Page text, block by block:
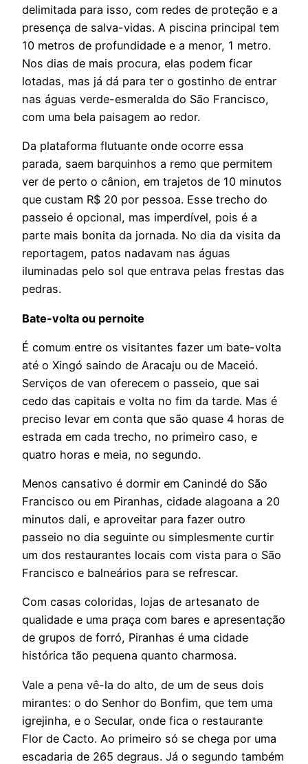
delimitada para isso, com redes de proteção e a
presença de salva-vidas. A piscina principal tem
10 metros de profundidade e a menor, 1 metro.
Nos dias de mais procura, elas podem ficar
lotadas, mas já dá para ter o gostinho de entrar
nas águas verde-esmeralda do São Francisco,
com uma bela paisagem ao redor.
Da plataforma flutuante onde ocorre essa
parada, saem barquinhos a remo que permitem
ver de perto o cânion, em trajetos de 10 minutos
que custam R$ 20 por pessoa. Esse trecho do
passeio é opcional, mas imperdível, pois é a
parte mais bonita da jornada. No dia da visita da
reportagem, patos nadavam nas águas
iluminadas pelo sol que entrava pelas frestas das
pedras.
Bate-volta ou pernoite
É comum entre os visitantes fazer um bate-volta
até o Xingó saindo de Aracaju ou de Maceió.
Serviços de van oferecem o passeio, que sai
cedo das capitais e volta no fim da tarde. Mas é
preciso levar em conta que são quase 4 horas de
estrada em cada trecho, no primeiro caso, e
quatro horas e meia, no segundo.
Menos cansativo é dormir em Canindé do São
Francisco ou em Piranhas, cidade alagoana a 20
minutos dali, e aproveitar para fazer outro
passeio no dia seguinte ou simplesmente curtir
um dos restaurantes locais com vista para o São
Francisco e balneários para se refrescar.
Com casas coloridas, lojas de artesanato de
qualidade e uma praça com bares e apresentação
de grupos de forró, Piranhas é uma cidade
histórica tão pequena quanto charmosa.
Vale a pena vê-la do alto, de um de seus dois
mirantes: o do Senhor do Bonfim, que tem uma
igrejinha, e o Secular, onde fica o restaurante
Flor de Cacto. Ao primeiro só se chega por uma
escadaria de 265 degraus. Já o segundo também